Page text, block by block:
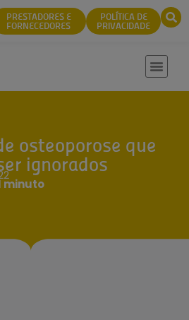
PRESTADORES E
FORNECEDORES
POLÍTICA DE
PRIVACIDADE
osteoporose que
ignorados
minuto